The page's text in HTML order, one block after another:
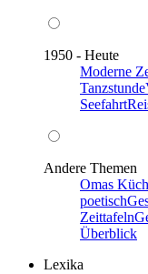
1950 - Heute
Moderne
Tanzstunde
Seefahrt
Andere Themen
Omas
poetisch
Zeittafeln
Überblick
Lexika